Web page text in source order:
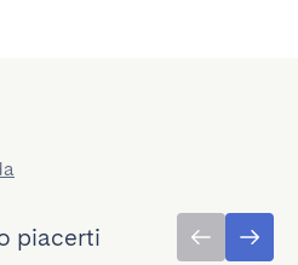
piacerti